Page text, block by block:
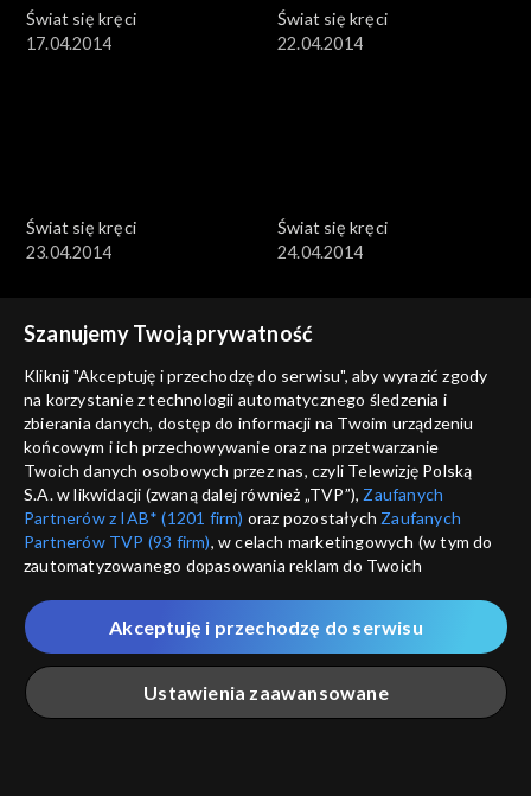
Świat się kręci
17.04.2014
Świat się kręci
22.04.2014
Świat się kręci
23.04.2014
Świat się kręci
24.04.2014
Świat się kręci
25.04.2014
Świat się kręci
28.04.2014
Świat się kręci
29.04.2014
Świat się kręci
30.04.2014
Szanujemy Twoją prywatność
Kliknij "Akceptuję i przechodzę do serwisu", aby wyrazić zgody
na korzystanie z technologii automatycznego śledzenia i
zbierania danych, dostęp do informacji na Twoim urządzeniu
końcowym i ich przechowywanie oraz na przetwarzanie
Twoich danych osobowych przez nas, czyli Telewizję Polską
S.A. w likwidacji (zwaną dalej również „TVP”), Zaufanych
Partnerów z IAB* (1201 firm) oraz pozostałych Zaufanych
Partnerów TVP (93 firm), w celach marketingowych (w tym do
zautomatyzowanego dopasowania reklam do Twoich
które wskazujemy poniżej, a także zgody na udostępnianie
przez nas identyfikatora PPID do Google.
Twoje dane osobowe zbierane podczas odwiedzania przez
Ciebie naszych
poszczególnych serwisówzwanych dalej
„Portalem”, w tym informacje zapisywane za pomocą
Ustawienia zaawansowane
Akceptuję i przechodzę do serwisu